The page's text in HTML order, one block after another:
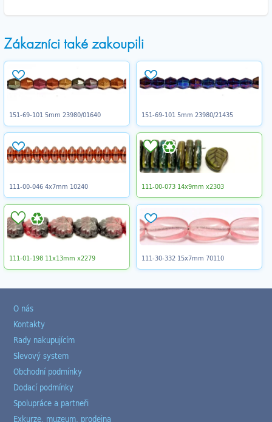
Zákazníci také zakoupili
151-69-101 5mm 23980/01640 151-69-101 5mm 23980/21435
111-00-046 4x7mm 10240 111-00-073 14x9mm x2303
111-01-198 11x13mm x2279 111-30-332 15x7mm 70110
O nás
Kontakty
Rady nakupujícím
Slevový system
Obchodní podmínky
Dodací podmínky
Spolupráce a partneři
Exkurze, muzeum, prodejna